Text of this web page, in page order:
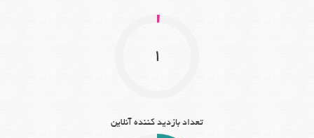
1
تعداد بازدید کننده آنلاین